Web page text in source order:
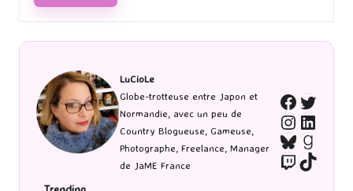
LuCioLe
Globe-trotteuse entre Japon et
Normandie, avec un peu de
Country Blogueuse, Gameuse,
Photographe, Freelance, Manager
de JaME France
Bluesky
TwitchTikTok